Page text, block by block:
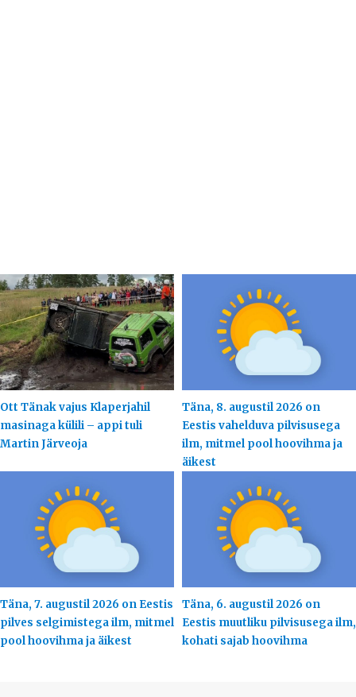
Ott Tänak vajus Klaperjahil
masinaga külili – appi tuli
Martin Järveoja
Täna, 8. augustil 2026 on
Eestis vahelduva pilvisusega
ilm, mitmel pool hoovihma ja
äikest
Täna, 7. augustil 2026 on Eestis
pilves selgimistega ilm, mitmel
pool hoovihma ja äikest
Täna, 6. augustil 2026 on
Eestis muutliku pilvisusega ilm,
kohati sajab hoovihma